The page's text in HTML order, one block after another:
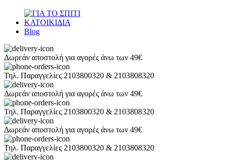
ΚΑΤΟΙΚΙΔΙΑ
Blog
Δωρεάν αποστολή για αγορές άνω των 49€
Τηλ. Παραγγελίες 2103800320 & 2103808320
Δωρεάν αποστολή για αγορές άνω των 49€
Τηλ. Παραγγελίες 2103800320 & 2103808320
Δωρεάν αποστολή για αγορές άνω των 49€
Τηλ. Παραγγελίες 2103800320 & 2103808320